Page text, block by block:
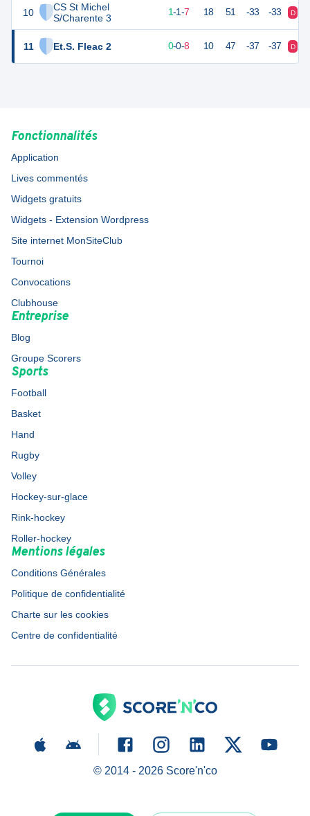
10
CS St Michel
S/Charente 3
11 Et.S. Fleac 2
1-1-7 18 51 -33 -33 D
0-0-8 10 47 -37 -37 D
Fonctionnalités
Application
Lives commentés
Widgets gratuits
Widgets - Extension Wordpress
Site internet MonSiteClub
Tournoi
Convocations
Clubhouse
Entreprise
Blog
Groupe Scorers
Sports
Football
Basket
Hand
Rugby
Volley
Hockey-sur-glace
Rink-hockey
Roller-hockey
Mentions légales
Conditions Générales
Politique de confidentialité
Charte sur les cookies
Centre de confidentialité
© 2014 - 2026Score'n'co